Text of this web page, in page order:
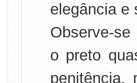
elegância e
Observe-
o preto
penitência,